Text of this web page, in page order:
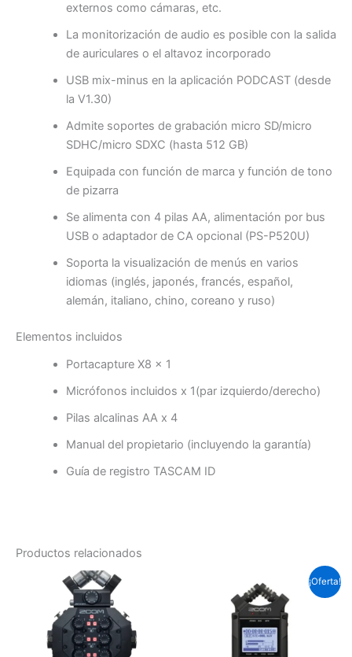
externos como cámaras, etc.
La monitorización de audio es posible con la salida
de auriculares o el altavoz incorporado
USB mix-minus en la aplicación PODCAST (desde
la V1.30)
Admite soportes de grabación micro SD/micro
SDHC/micro SDXC (hasta 512 GB)
Equipada con función de marca y función de tono
de pizarra
Se alimenta con 4 pilas AA, alimentación por bus
USB o adaptador de CA opcional (PS-P520U)
Soporta la visualización de menús en varios
idiomas (inglés, japonés, francés, español,
alemán, italiano, chino, coreano y ruso)
Elementos incluidos
Portacapture X8 x 1
Micrófonos incluidos x 1(par izquierdo/derecho)
Pilas alcalinas AA x 4
Manual del propietario (incluyendo la garantía)
Guía de registro TASCAM ID
Productos relacionados
¡Oferta!
precio
original
era:
Soles
S/.1,035.0.
precio
actual
es:
Soles
S/.862.5.